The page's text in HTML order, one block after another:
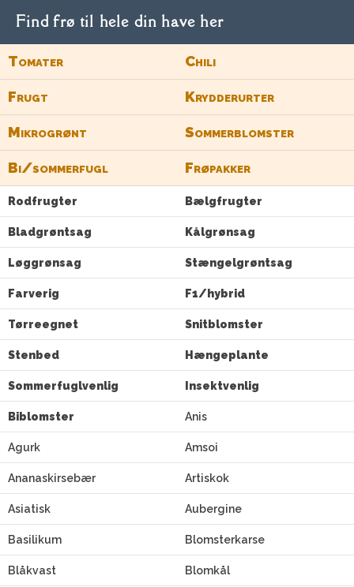
Find frø til hele din have her
Tomater Chili
Frugt Krydderurter
Mikrogrønt Sommerblomster
Bi/sommerfugl Frøpakker
Rodfrugter Bælgfrugter
Bladgrøntsag Kålgrønsag
Løggrønsag Stængelgrøntsag
Farverig F1/hybrid
Tørreegnet Snitblomster
Stenbed Hængeplante
Sommerfuglvenlig Insektvenlig
Biblomster Anis
Agurk Amsoi
Ananaskirsebær Artiskok
Asiatisk Aubergine
Basilikum Blomsterkarse
Blåkvast Blomkål